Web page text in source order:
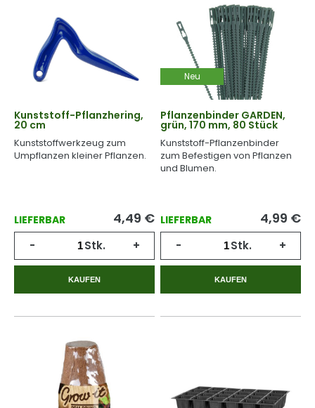
Kunststoff-Pflanzhering,
20 cm
Kunststoffwerkzeug zum
Umpflanzen kleiner Pflanzen.
LIEFERBAR 4,49 €
- Stk. +
KAUFEN
Neu
Pflanzenbinder GARDEN,
grün, 170 mm, 80 Stück
Kunststoff-Pflanzenbinder
zum Befestigen von Pflanzen
und Blumen.
LIEFERBAR 4,99 €
- Stk. +
KAUFEN